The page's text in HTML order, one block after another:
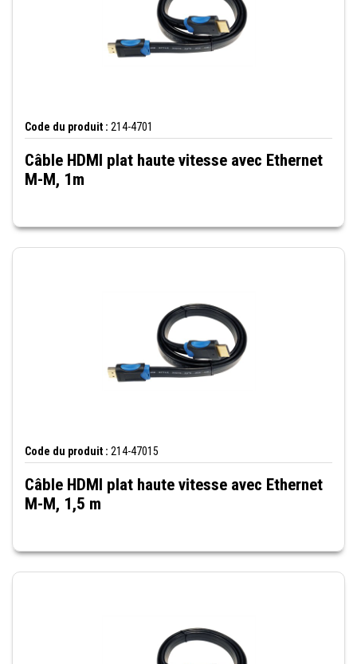
Code du produit : 214-4701
Câble HDMI plat haute vitesse avec Ethernet
M-M, 1m
Code du produit : 214-47015
Câble HDMI plat haute vitesse avec Ethernet
M-M, 1,5 m